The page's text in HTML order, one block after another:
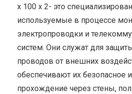
x 100 x 2- это
используемые в процессе
электропроводки и
систем. Они служат для
проводов от внешних
обеспечивают их безопасное
прохождение через стены,